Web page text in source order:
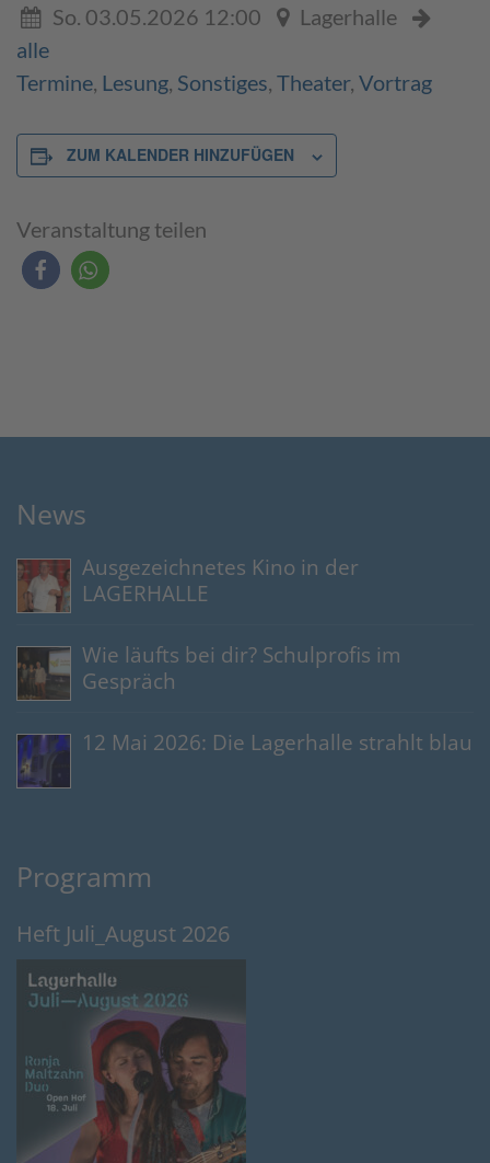
So. 03.05.2026 12:00
Lagerhalle
alle
Termine, Lesung, Sonstiges, Theater, Vortrag
ZUM KALENDER HINZUFÜGEN
Veranstaltung teilen
News
Ausgezeichnetes Kino in der
LAGERHALLE
Wie läufts bei dir? Schulprofis im
Gespräch
12 Mai 2026: Die Lagerhalle strahlt blau
Programm
Heft Juli_August 2026